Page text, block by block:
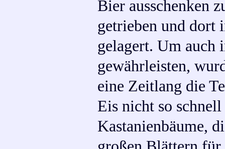
Bier ausschenken
getrieben und dort
gelagert. Um auch
gewährleisten,
eine Zeitlang die
Eis nicht so
Kastanienbäume,